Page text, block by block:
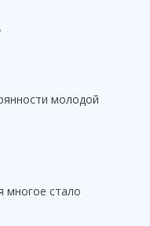
молодой
стало